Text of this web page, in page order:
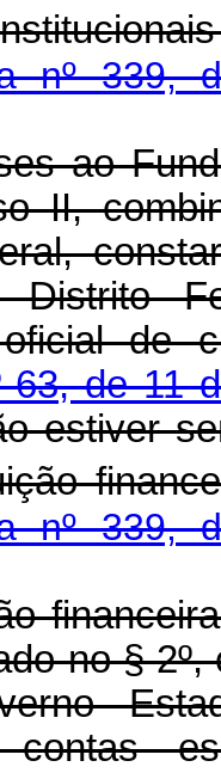
nº 339,
ao
II,
oficial
63, de 11
estiver
nº 339,
no §